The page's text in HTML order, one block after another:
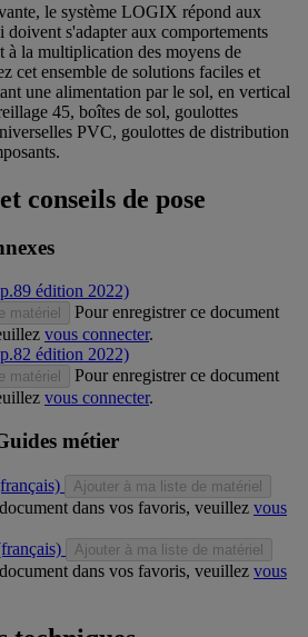
le système LOGIX répond aux
doivent s'adapter aux comportements
à la multiplication des moyens de
cet ensemble de solutions faciles et
une alimentation par le sol, en vertical
45, boîtes de sol, goulottes
PVC, goulottes de distribution
conseils de pose
édition 2022)
matériel
Pour enregistrer ce document
vous connecter.
édition 2022)
matériel
Pour enregistrer ce document
vous connecter.
métier
Ajouter à ma liste de matériel
dans vos favoris, veuillez vous
Ajouter à ma liste de matériel
dans vos favoris, veuillez vous